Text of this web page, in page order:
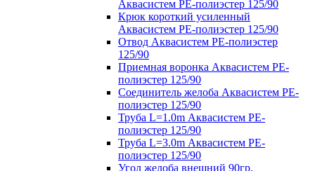
Аквасистем PE-полиэстер 125/90
Крюк короткий усиленный
Аквасистем PE-полиэстер 125/90
Отвод Аквасистем РЕ-полиэстер
125/90
Приемная воронка Аквасистем PE-
полиэстер 125/90
Соединитель желоба Аквасистем PE-
полиэстер 125/90
Труба L=1.0m Аквасистем PE-
полиэстер 125/90
Труба L=3.0m Аквасистем PE-
полиэстер 125/90
Угол желоба внешний 90гр.